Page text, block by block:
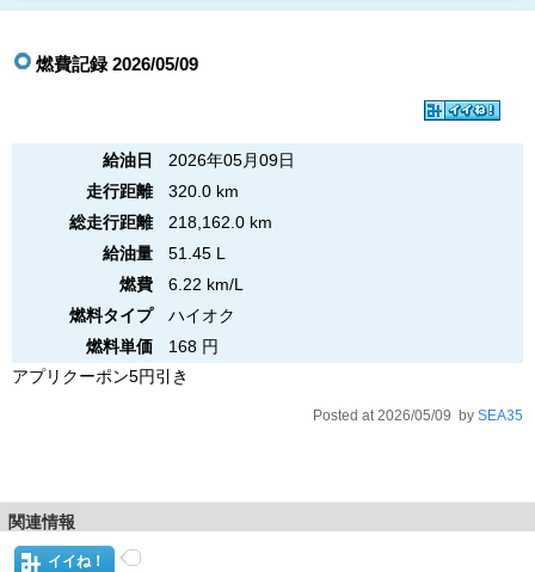
燃費記録 2026/05/09
給油日
2026年05月09日
走行距離
320.0 km
総走行距離
218,162.0 km
給油量
51.45 L
燃費
6.22 km/L
燃料タイプ
ハイオク
燃料単価
168 円
アプリクーポン5円引き
Posted at 2026/05/09 by SEA35
関連情報
イイね！